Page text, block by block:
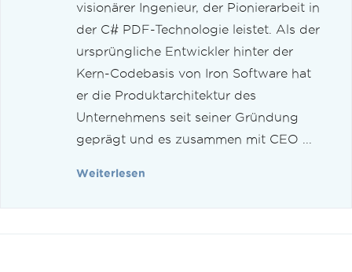
visionärer Ingenieur, der Pionierarbeit in
der C# PDF-Technologie leistet. Als der
ursprüngliche Entwickler hinter der
Kern-Codebasis von Iron Software hat
er die Produktarchitektur des
Unternehmens seit seiner Gründung
geprägt und es zusammen mit CEO ...
Weiterlesen